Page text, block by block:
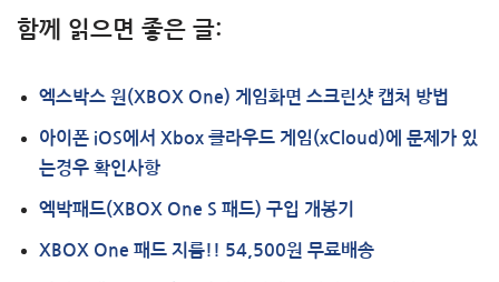
함께 읽으면 좋은 글:
엑스박스 원(XBOX One) 게임화면 스크린샷 캡처 방법
아이폰 iOS에서 Xbox 클라우드 게임(xCloud)에 문제가 있
는경우 확인사항
엑박패드(XBOX One S 패드) 구입 개봉기
XBOX One 패드 지름!! 54,500원 무료배송